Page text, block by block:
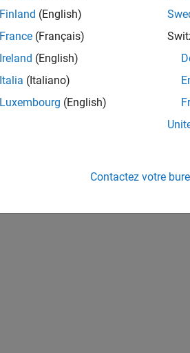
Finland (English)
France (Français)
Ireland (English)
Italia (Italiano)
Luxembourg (English)
Contactez votre